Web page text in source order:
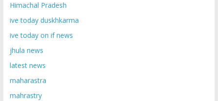
Himachal Pradesh
ive today duskhkarma
ive today on if news
jhula news
latest news
maharastra
mahrastry